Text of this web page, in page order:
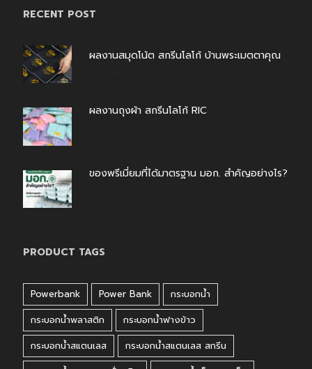
RECENT POST
ผลงานสมุดโน้ต สกรีนโลโก้ บ้านพระเมตตาคุณ
ผลงานถุงผ้า สกรีนโลโก้ RIC
ของพรีเมี่ยมที่ได้มาตรฐาน มอก. สำคัญอย่างไร?
PRODUCT TAGS
Powerbank Power Bank
กระบอกน้ำ
กระบอกน้ำพลาสติก
กระบอกน้ำฟางข้าว
กระบอกน้ำสแตนเลส
กระบอกน้ำสแตนเลส สกรีน